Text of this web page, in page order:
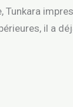
Tunkara
il a